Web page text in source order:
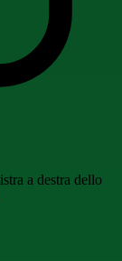
a destra dello